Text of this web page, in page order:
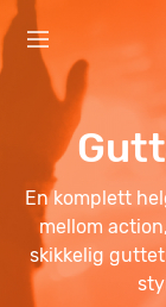
En komplett
mellom
skikkelig